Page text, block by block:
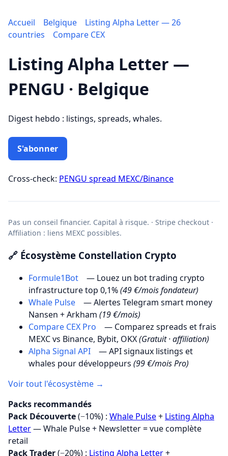
Accueil Belgique
Listing Alpha Letter — 26
countries
Compare CEX
Listing Alpha Letter —
PENGU · Belgique
Digest hebdo : listings, spreads, whales.
S'abonner
Cross-check: PENGU spread MEXC/Binance
Pas un conseil financier. Capital à risque. · Stripe checkout ·
Affiliation : liens MEXC possibles.
🔗 Écosystème Constellation Crypto
Formule1Bot
— Louez un bot trading crypto
infrastructure top 0,1%(49 €/mois fondateur)
Whale Pulse
— Alertes Telegram smart money
Nansen + Arkham (19 €/mois)
Compare CEX Pro
— Comparez spreads et frais
MEXC vs Binance, Bybit, OKX(Gratuit · affiliation)
Alpha Signal API
— API signaux listings et
whales pour développeurs (99 €/mois Pro)
Voir tout l'écosystème →
Packs recommandés
Pack Découverte(−10%) : Whale Pulse+ Listing Alpha
Letter— Whale Pulse + Newsletter = vue complète
retail
Pack Trader(−20%) : Listing Alpha Letter+